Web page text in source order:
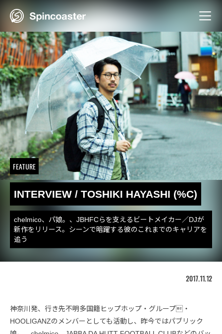
FEATURE
INTERVIEW / TOSHIKI HAYASHI (%C)
chelmico、パ娘。、JBHFCらを支えるビートメイカー／DJが
新作をリリース。シーンで暗躍する彼のこれまでのキャリアを
追う
2017.11.12
神奈川発、行き先不明多国籍ヒップホップ・グループ・
HOOLIGANZのメンバーとしても活動し、昨今ではパブリック